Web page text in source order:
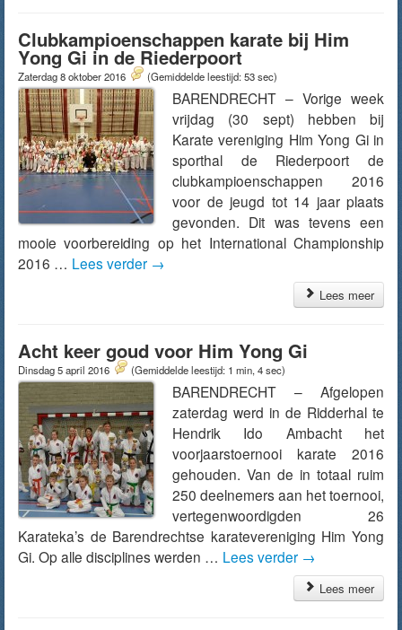
Clubkampioenschappen karate bij Him
Yong Gi in de Riederpoort
Zaterdag 8 oktober 2016 (Gemiddelde leestijd: 53 sec)
BARENDRECHT – Vorige week
vrijdag (30 sept) hebben bij
Karate vereniging Him Yong Gi in
sporthal de Riederpoort de
clubkampioenschappen 2016
voor de jeugd tot 14 jaar plaats
gevonden. Dit was tevens een
mooie voorbereiding op het International Championship
2016 … Lees verder →
Lees meer
Acht keer goud voor Him Yong Gi
Dinsdag 5 april 2016 (Gemiddelde leestijd: 1 min, 4 sec)
BARENDRECHT – Afgelopen
zaterdag werd in de Ridderhal te
Hendrik Ido Ambacht het
voorjaarstoernooi karate 2016
gehouden. Van de in totaal ruim
250 deelnemers aan het toernooi,
vertegenwoordigden 26
Karateka’s de Barendrechtse karatevereniging Him Yong
Gi. Op alle disciplines werden … Lees verder →
Lees meer